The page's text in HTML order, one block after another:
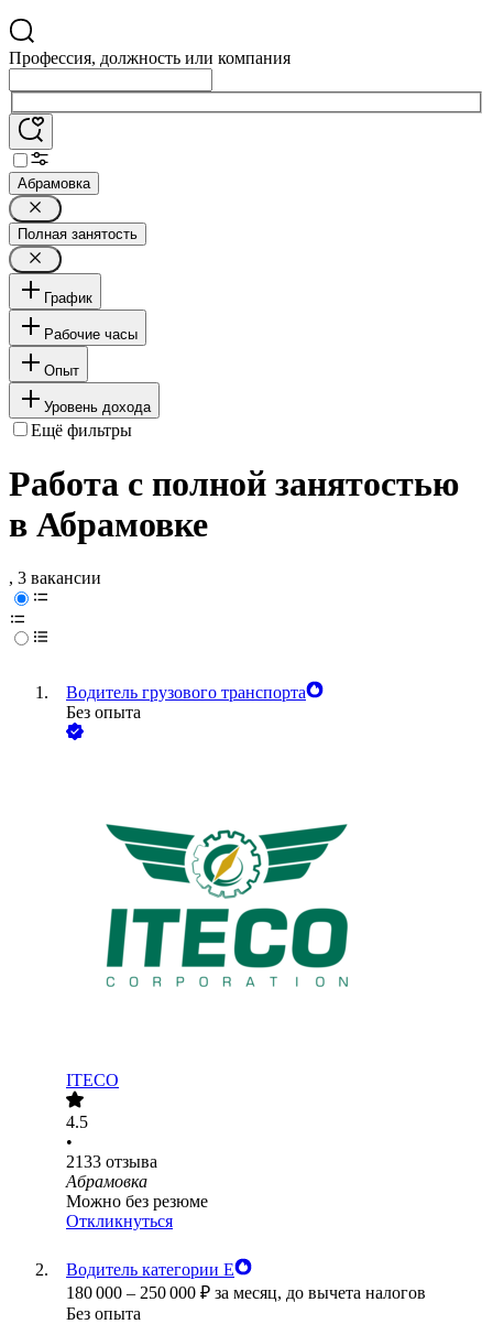
Профессия, должность или компания
Абрамовка
Полная занятость
График
Рабочие часы
Опыт
Уровень дохода
Ещё фильтры
Работа с полной занятостью
в Абрамовке
, 3 вакансии
Водитель грузового транспорта
Без опыта
ITECO
4.5
•
2133 отзыва
Абрамовка
Можно без резюме
Откликнуться
Водитель категории Е
180 000 – 250 000 ₽ за месяц, до вычета налогов
Без опыта